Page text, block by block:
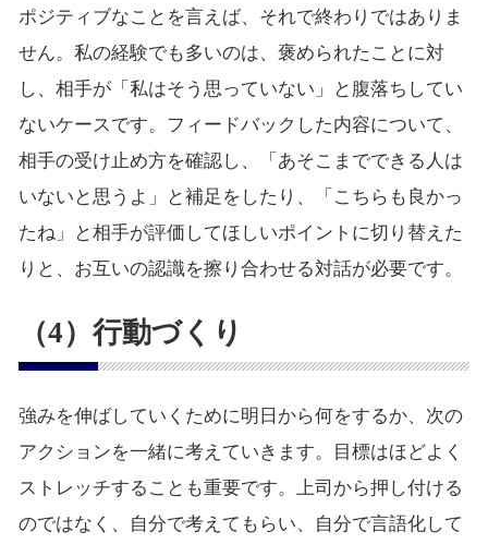
ポジティブなことを言えば、それで終わりではありま
せん。私の経験でも多いのは、褒められたことに対
し、相手が「私はそう思っていない」と腹落ちしてい
ないケースです。フィードバックした内容について、
相手の受け止め方を確認し、「あそこまでできる人は
いないと思うよ」と補足をしたり、「こちらも良かっ
たね」と相手が評価してほしいポイントに切り替えた
りと、お互いの認識を擦り合わせる対話が必要です。
（4）行動づくり
強みを伸ばしていくために明日から何をするか、次の
アクションを一緒に考えていきます。目標はほどよく
ストレッチすることも重要です。上司から押し付ける
のではなく、自分で考えてもらい、自分で言語化して